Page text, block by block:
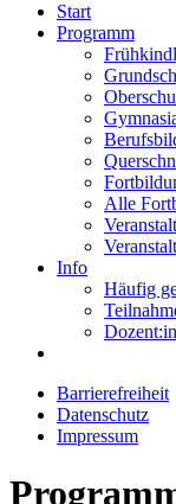
Start
Programm
Alle
Info
Häufig
Barrierefreiheit
Datenschutz
Impressum